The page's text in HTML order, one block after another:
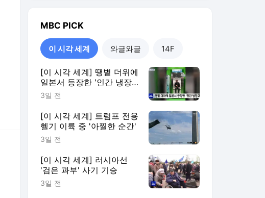
MBC PICK
이 시각 세계 와글와글 14F
[이 시각 세계] 땡볕 더위에
일본서 등장한 '인간 냉장
고'
3일 전
[이 시각 세계] 트럼프 전용
헬기 이륙 중 '아찔한 순간'
3일 전
[이 시각 세계] 러시아선
'검은 과부' 사기 기승
3일 전